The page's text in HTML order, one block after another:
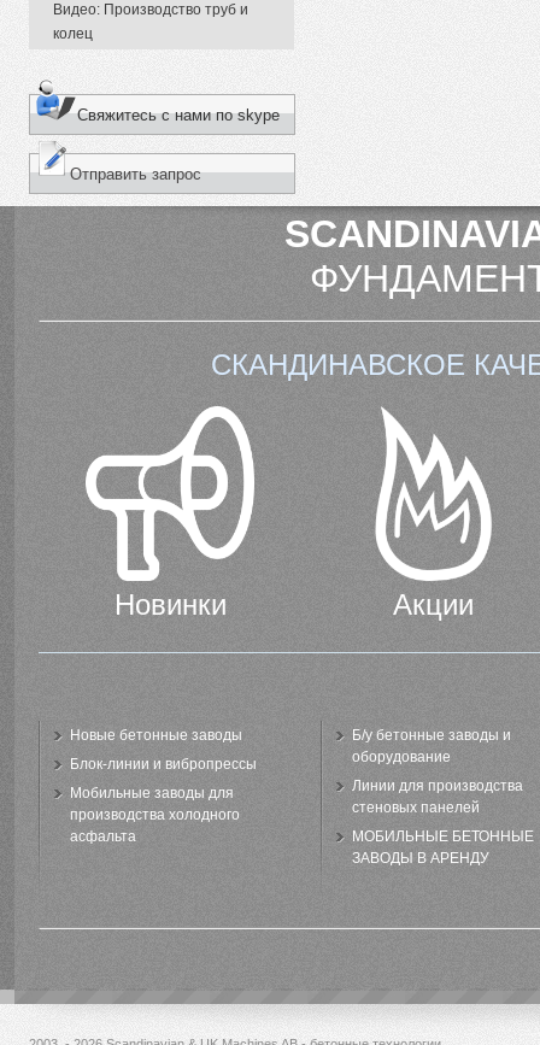
Видео: Производство труб и
колец
Свяжитесь с нами по skype
Отправить запрос
СКАНДИНАВСКОЕ
Новинки Акции
Новые бетонные заводы
Блок-линии и вибропрессы
Мобильные заводы для
производства холодного
асфальта
Б/у бетонные заводы и
оборудование
Линии для производства
стеновых панелей
МОБИЛЬНЫЕ БЕТОННЫЕ
ЗАВОДЫ В АРЕНДУ